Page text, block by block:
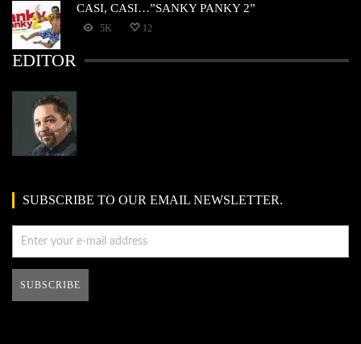
CASI, CASI…”SANKY PANKY 2”
5K 12
EDITOR
SUBSCRIBE TO OUR EMAIL NEWSLETTER.